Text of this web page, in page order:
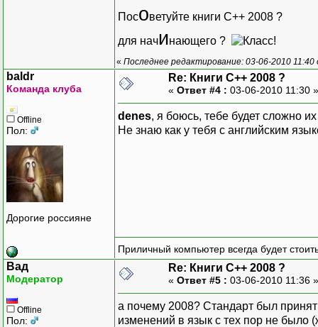
Посоветуйте книги C++ 2008 ?
для начинающего ?
« Последнее редактирование: 03-06-2010 11:40
baldr
Команда клуба
Offline
Пол:
Дорогие россияне
Re: Книги C++ 2008 ?
« Ответ #4 : 03-06-2010 11:30
denes, я боюсь, тебе будет сложно
Не знаю как у тебя с английским
Приличный компьютер всегда будет
Вад
Модератор
Offline
Пол:
Re: Книги C++ 2008 ?
« Ответ #5 : 03-06-2010 11:36
а почему 2008? Стандарт был
изменений в язык с тех пор не было